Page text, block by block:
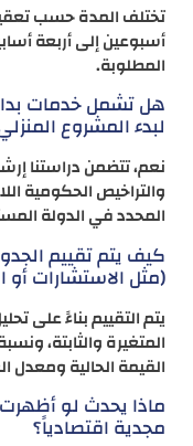
تختلف المدة حسب
أسبوعين إلى أربعة
المطلوبة.
هل تشمل خدمات
لبدء المشروع
نعم، تتضمن دراستنا
والتراخيص الحكومية
المحدد في الدولة
كيف يتم تقييم
(مثل الاستشارات أو
يتم التقييم بناءً على
المتغيرة والثابتة،
القيمة الحالية ومعدل
ماذا يحدث لو
مجدية اقتصادياً؟